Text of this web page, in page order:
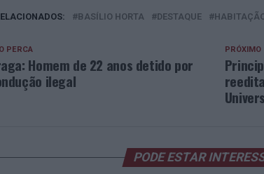
BASÍLIO HORTA DESTAQUE
PRÓXIMO
PERCA
Homem de 22 anos detido por
ilegal
PODE ESTAR